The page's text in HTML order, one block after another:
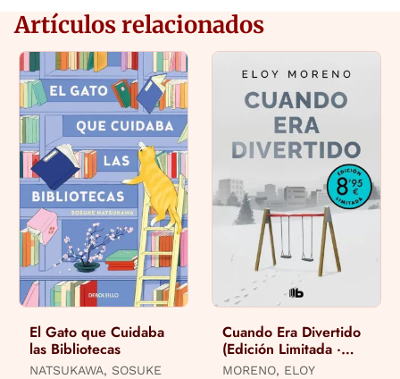
Artículos relacionados
El Gato que Cuidaba
las Bibliotecas
NATSUKAWA, SOSUKE
Cuando Era Divertido
(Edición Limitada ·
Verano)
MORENO, ELOY